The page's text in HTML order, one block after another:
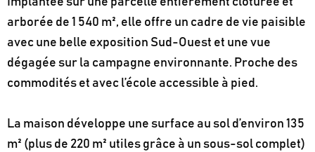
arborée de 1 540 m², elle offre un cadre de vie paisible
avec une belle exposition Sud-Ouest et une vue
dégagée sur la campagne environnante. Proche des
commodités et avec l’école accessible à pied.
La maison développe une surface au sol d’environ 135
m² (plus de 220 m² utiles grâce à un sous-sol complet)